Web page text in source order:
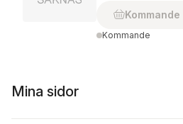
Kommande
Kommande
Mina sidor